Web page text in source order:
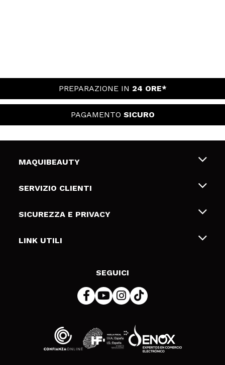
PREPARAZIONE IN 24 ORE*
PAGAMENTO SICURO
MAQUIBEAUTY
Chi siamo
Gift Cards
SERVIZIO CLIENTI
Spedizioni & Resi
Metodi di pagamamento
SICUREZZA E PRIVACY
Termini e condizioni
LINK UTILI
SEGUICI